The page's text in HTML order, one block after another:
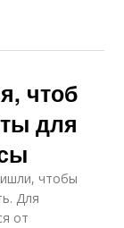
чтоб
для
чтобы
Для
от